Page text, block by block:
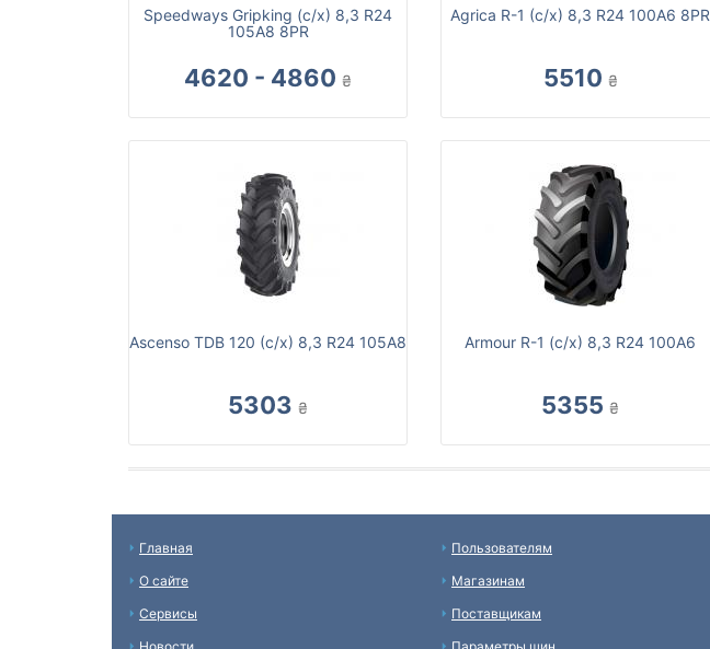
Speedways Gripking (с/х) 8,3 R24
105A8 8PR
4620 - 4860 ₴
Agrica R-1 (с/х) 8,3 R24 100A6 8PR
5510 ₴
Ascenso TDB 120 (с/х) 8,3 R24 105A8
5303 ₴
Armour R-1 (c/х) 8,3 R24 100A6
5355 ₴
Главная
О сайте
Сервисы
Пользователям
Магазинам
Поставщикам